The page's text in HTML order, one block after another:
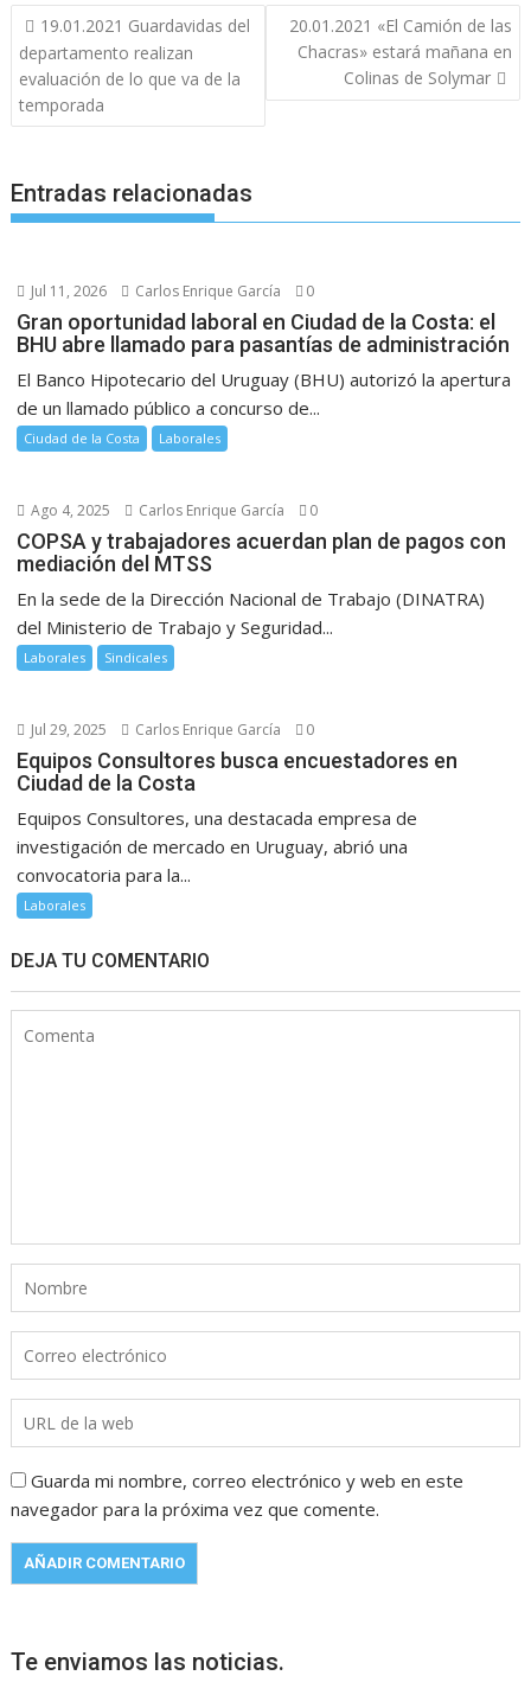
Navegación
de
entradas
19.01.2021 Guardavidas del
departamento realizan
evaluación de lo que va de la
temporada
20.01.2021 «El Camión de las
Chacras» estará mañana en
Colinas de Solymar
Entradas relacionadas
Jul 11, 2026 Carlos Enrique García 0
Gran oportunidad laboral en Ciudad de la Costa: el
BHU abre llamado para pasantías de administración
El Banco Hipotecario del Uruguay (BHU) autorizó la apertura
de un llamado público a concurso de...
Ciudad de la Costa Laborales
Ago 4, 2025 Carlos Enrique García 0
COPSA y trabajadores acuerdan plan de pagos con
mediación del MTSS
En la sede de la Dirección Nacional de Trabajo (DINATRA)
del Ministerio de Trabajo y Seguridad...
Laborales Sindicales
Jul 29, 2025 Carlos Enrique García 0
Equipos Consultores busca encuestadores en
Ciudad de la Costa
Equipos Consultores, una destacada empresa de
investigación de mercado en Uruguay, abrió una
convocatoria para la...
Laborales
DEJA TU COMENTARIO
Guarda mi nombre, correo electrónico y web en este
navegador para la próxima vez que comente.
Te enviamos las noticias.